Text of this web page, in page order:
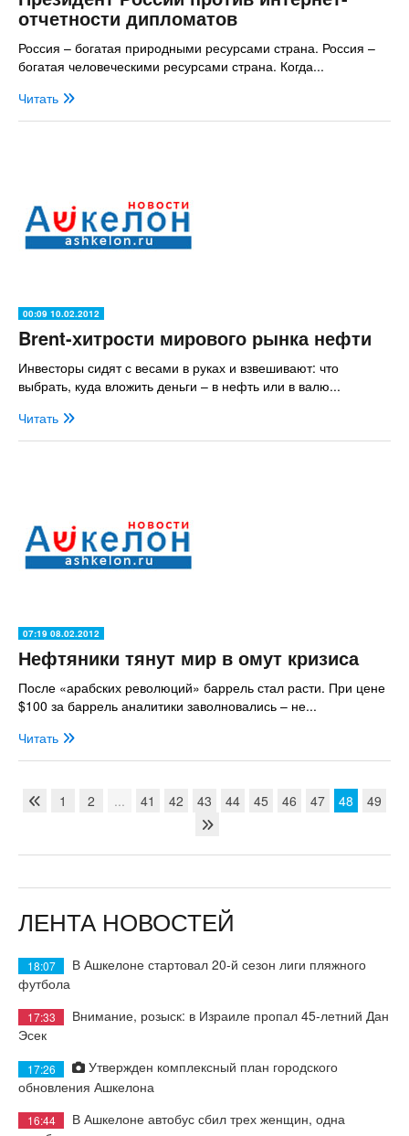
отчетности дипломатов
Россия – богатая природными ресурсами страна. Россия –
богатая человеческими ресурсами страна. Когда...
Читать
00:09 10.02.2012
Brent-хитрости мирового рынка нефти
Инвесторы сидят с весами в руках и взвешивают: что
выбрать, куда вложить деньги – в нефть или в валю...
Читать
07:19 08.02.2012
Нефтяники тянут мир в омут кризиса
После «арабских революций» баррель стал расти. При цене
$100 за баррель аналитики заволновались – не...
Читать
1 2 ... 41 42 43 44 45 46 47 48 49
ЛЕНТА НОВОСТЕЙ
18:07
В Ашкелоне стартовал 20-й сезон лиги пляжного
футбола
17:33
Внимание, розыск: в Израиле пропал 45-летний Дан
Эсек
17:26
Утвержден комплексный план городского
обновления Ашкелона
16:44
В Ашкелоне автобус сбил трех женщин, одна